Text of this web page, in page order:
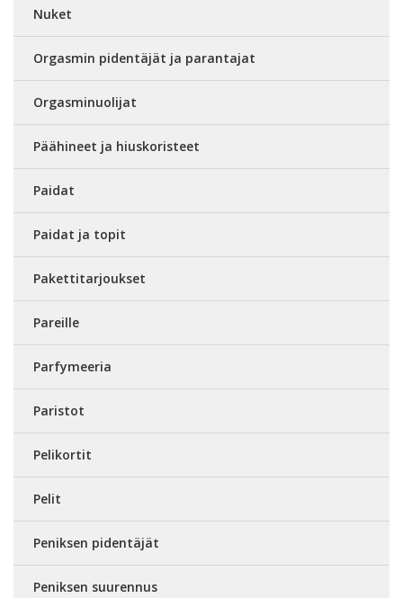
Nuket
Orgasmin pidentäjät ja parantajat
Orgasminuolijat
Päähineet ja hiuskoristeet
Paidat
Paidat ja topit
Pakettitarjoukset
Pareille
Parfymeeria
Paristot
Pelikortit
Pelit
Peniksen pidentäjät
Peniksen suurennus